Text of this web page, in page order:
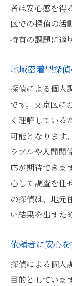
者は安心感を得
区での探偵の活
特有の課題に適
地域密着型探
探偵による個人
です。文京区に
く理解している
可能となります
ラブルや人間関
応が期待できま
心して調査を任
の探偵は、地元
い結果を出すた
依頼者に安心
探偵による個人
目的としていま